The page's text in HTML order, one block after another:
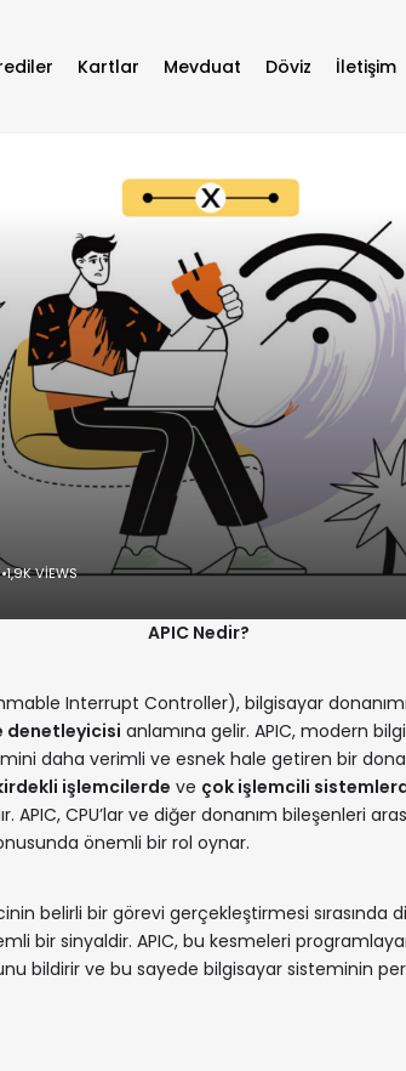
Kartlar Mevduat Döviz İletişim
1,9K VIEWS
APIC Nedir?
Interrupt Controller), bilgisayar
denetleyicisi anlamına gelir. APIC, modern
daha verimli ve esnek hale getiren bir
işlemcilerde ve çok işlemcili
APIC, CPU’lar ve diğer donanım bileşenleri
önemli bir rol oynar.
belirli bir görevi gerçekleştirmesi sırasında
bir sinyaldir. APIC, bu kesmeleri
bildirir ve bu sayede bilgisayar sisteminin